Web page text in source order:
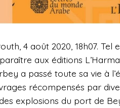
4 août 2020, 18h07.
aux éditions
a passé toute sa vie à
récompensés par
explosions du port de